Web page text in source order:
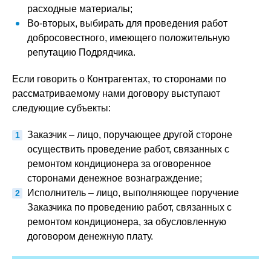
расходные материалы;
Во-вторых, выбирать для проведения работ
добросовестного, имеющего положительную
репутацию Подрядчика.
Если говорить о Контрагентах, то сторонами по
рассматриваемому нами договору выступают
следующие субъекты:
Заказчик – лицо, поручающее другой стороне
осуществить проведение работ, связанных с
ремонтом кондиционера за оговоренное
сторонами денежное вознаграждение;
Исполнитель – лицо, выполняющее поручение
Заказчика по проведению работ, связанных с
ремонтом кондиционера, за обусловленную
договором денежную плату.